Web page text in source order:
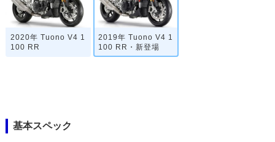
2020年 Tuono V4 1
100 RR
2019年 Tuono V4 1
100 RR・新登場
基本スペック